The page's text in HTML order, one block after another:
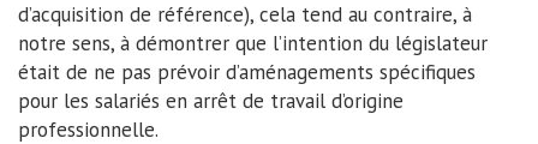
d’acquisition de référence), cela tend au contraire, à
notre sens, à démontrer que l’intention du législateur
était de ne pas prévoir d’aménagements spécifiques
pour les salariés en arrêt de travail d’origine
professionnelle.